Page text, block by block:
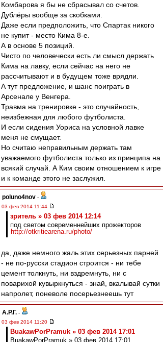
Комбарова я бы не сбрасывал со счетов.
Дублёры вообще за скобками.
Даже если предположить, что Спартак никого
не купит - место Кима 8-е.
А в основе 5 позиций.
Чисто по человечески есть ли смысл держать
Кима на лавку, если сейчас на него не
рассчитывают и в будущем тоже врядли.
А тут предложение, и шанс поиграть в
Арсенале у Венгера.
Травма на тренировке - это случайность,
неизбежная для любого футболиста.
И если сидения Уориса на условной лавке
меня не смущает.
Но считаю неправильным держать там
уважаемого футболиста только из принципа на
всякий случай. А Ким своим отношением к игре
и к команде этого не заслужил.
poluno4nov -
03 фев 2014 11:44
зpитель » 03 фев 2014 12:14
под светом современнейших прожекторов
http://otkritiearena.ru/photo/
да, даже немного жаль этих серьезных парней
- не по-русски стадион строится - ни тебе
цемент толкнуть, ни вздремнуть, ни с
поварихой кувыркнуться - знай, вкалывай сутки
напролет, поневоле посерьезнеешь тут
А.Р.Г. -
03 фев 2014 11:20
BuakawPorPramuk » 03 фев 2014 17:01
BuakawPorPramuk » 03 фев 2014 17:01